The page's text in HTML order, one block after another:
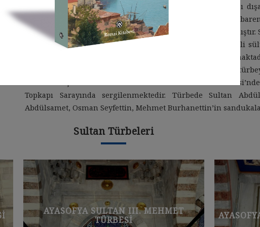
yazılmıştır. Yapıda iki sıra pencereler bulunmaktadır. Yapı
kısımda bol miktarda süslemeler vardır. Kapı üzerinden
Hattat Şefik Efendi Efendi bu ayetleri zerendüt olarak yazmıştır.
Yusuf Suresinin 90. Ayeti yazılmıştır. Duvar köşelerinde celi
çehar yar-ı Güzin, Hz. Hasan, Hz. Hüseyin isimleri
süslenmiştir. Sultan Abdülmecit’in evlatları tarafından
buradan taşınmaktadır. Kristal avize Galata
Topkapı Sarayında sergilenmektedir. Türbede Sultan
Abdülsamet, Osman Seyfettin, Mehmet Burhanettin’in
Sultan Türbeleri
AYASOFYA SULTAN III. MURAT TÜRBESI